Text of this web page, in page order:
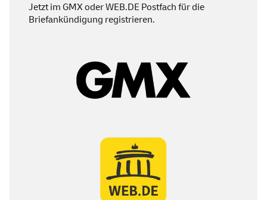
Jetzt im GMX oderWEB.DE Postfach für die
Briefankündigung registrieren.